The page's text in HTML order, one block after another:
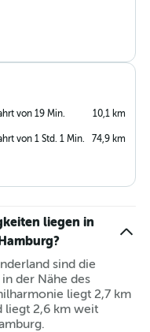
von 19 Min. 10,1 km
von 1 Std. 1 Min. 74,9 km
liegen in
sind die
der Nähe des
liegt 2,7 km
liegt 2,6 km weit